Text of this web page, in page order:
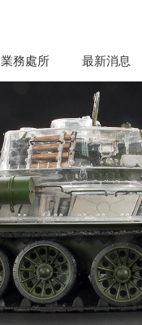
業務處所 最新消息